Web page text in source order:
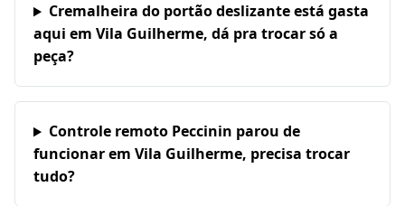
Cremalheira do portão deslizante está gasta
aqui em Vila Guilherme, dá pra trocar só a
peça?
Controle remoto Peccinin parou de
funcionar em Vila Guilherme, precisa trocar
tudo?